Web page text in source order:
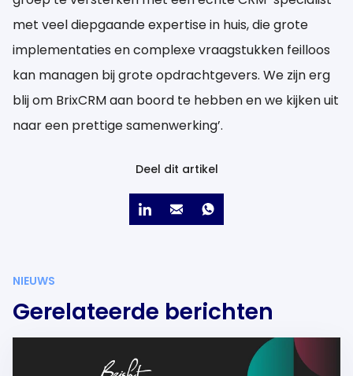
met veel diepgaande expertise in huis, die grote
implementaties en complexe vraagstukken feilloos
kan managen bij grote opdrachtgevers. We zijn erg
blij om BrixCRM aan boord te hebben en we kijken uit
naar een prettige samenwerking’.
Deel dit artikel
NIEUWS
Gerelateerde berichten